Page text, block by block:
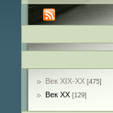
Век XIX-ХХ [475]
Век ХХ [129]